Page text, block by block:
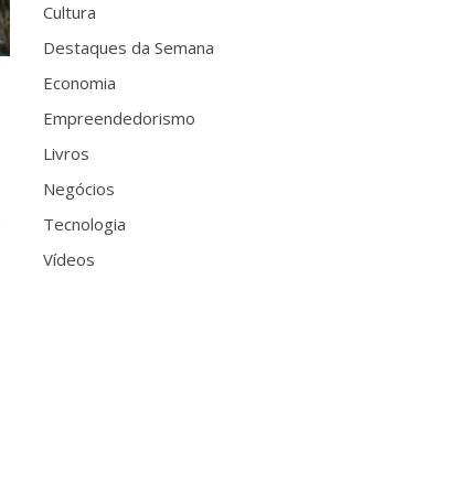
Cultura
Destaques da Semana
Economia
Empreendedorismo
Livros
Negócios
Tecnologia
Vídeos